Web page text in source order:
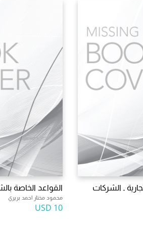
ـ الشركات
القواعد الخاصة
محمود مختار احمد بريري
10 USD